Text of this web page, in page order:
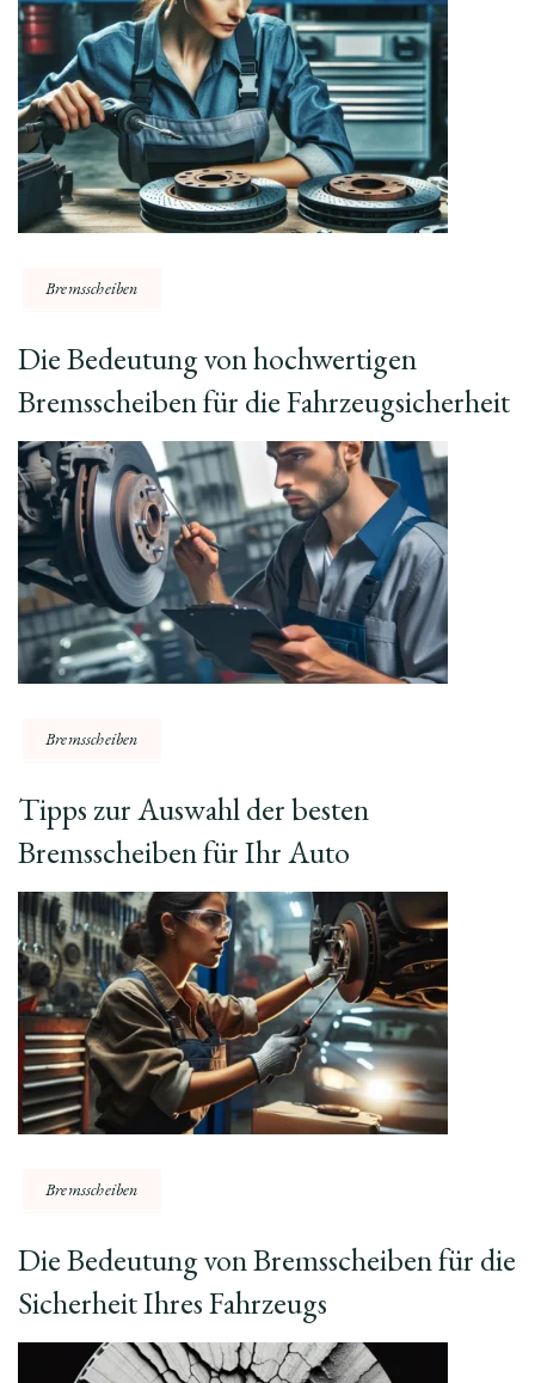
Bremsscheiben
Die Bedeutung von hochwertigen
Bremsscheiben für die Fahrzeugsicherheit
Bremsscheiben
Tipps zur Auswahl der besten
Bremsscheiben für Ihr Auto
Bremsscheiben
Die Bedeutung von Bremsscheiben für die
Sicherheit Ihres Fahrzeugs